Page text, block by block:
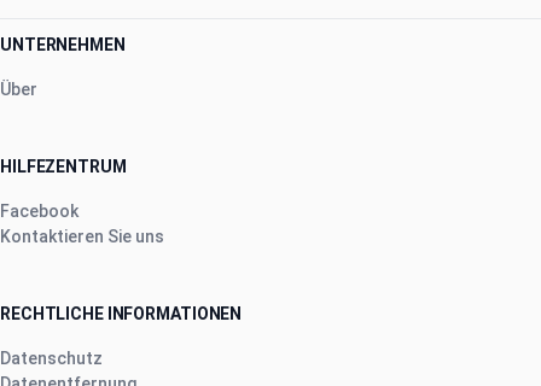
UNTERNEHMEN
Über
HILFEZENTRUM
Facebook
Kontaktieren Sie uns
RECHTLICHE INFORMATIONEN
Datenschutz